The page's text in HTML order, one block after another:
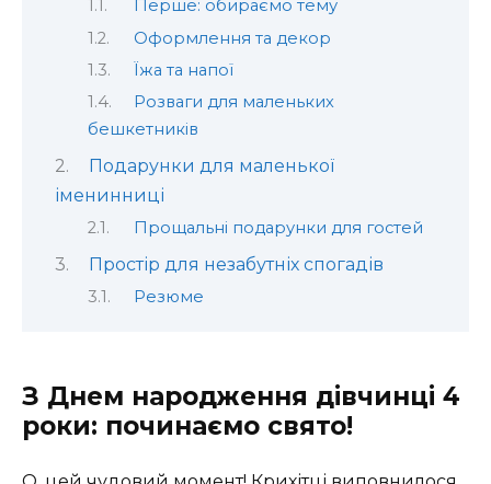
Перше: обираємо тему
Оформлення та декор
Їжа та напої
Розваги для маленьких
бешкетників
Подарунки для маленької
іменинниці
Прощальні подарунки для гостей
Простір для незабутніх спогадів
Резюме
З Днем народження дівчинці 4
роки: починаємо свято!